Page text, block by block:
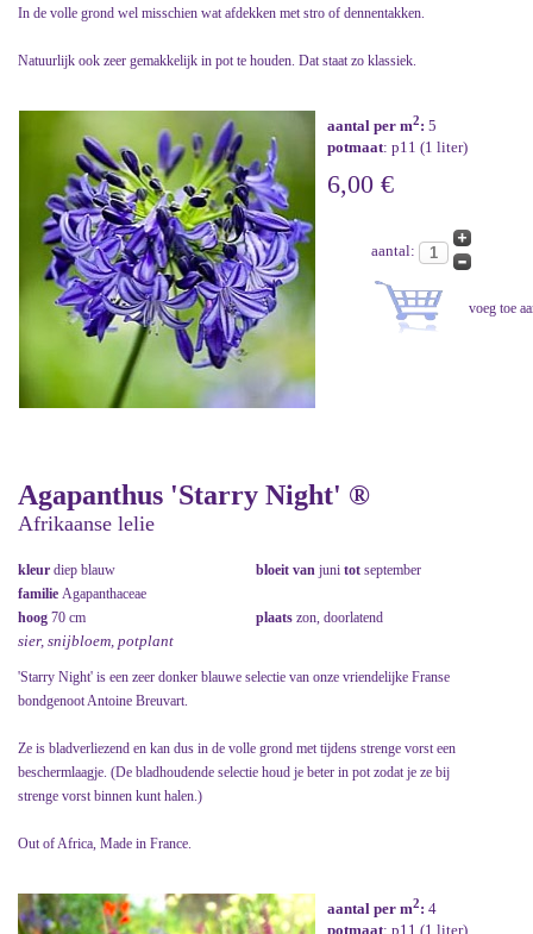
In de volle grond wel misschien wat afdekken met stro of dennentakken.
Natuurlijk ook zeer gemakkelijk in pot te houden. Dat staat zo klassiek.
aantal per m2: 5
potmaat: p11 (1 liter)
6,00 €
aantal:
Agapanthus 'Starry Night' ®
Afrikaanse lelie
kleur diep blauw bloeit van juni tot september
familie Agapanthaceae
hoog 70 cm plaats zon, doorlatend
sier, snijbloem, potplant
'Starry Night' is een zeer donker blauwe selectie van onze vriendelijke Franse
bondgenoot Antoine Breuvart.
Ze is bladverliezend en kan dus in de volle grond met tijdens strenge vorst een
beschermlaagje. (De bladhoudende selectie houd je beter in pot zodat je ze bij
strenge vorst binnen kunt halen.)
Out of Africa, Made in France.
aantal per m2: 4
potmaat: p11 (1 liter)